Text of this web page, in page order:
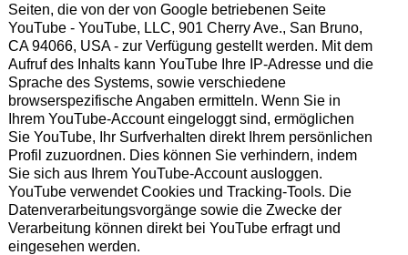
Seiten, die von der von Google betriebenen Seite
YouTube - YouTube, LLC, 901 Cherry Ave., San Bruno,
CA 94066, USA - zur Verfügung gestellt werden. Mit dem
Aufruf des Inhalts kann YouTube Ihre IP-Adresse und die
Sprache des Systems, sowie verschiedene
browserspezifische Angaben ermitteln. Wenn Sie in
Ihrem YouTube-Account eingeloggt sind, ermöglichen
Sie YouTube, Ihr Surfverhalten direkt Ihrem persönlichen
Profil zuzuordnen. Dies können Sie verhindern, indem
Sie sich aus Ihrem YouTube-Account ausloggen.
YouTube verwendet Cookies und Tracking-Tools. Die
Datenverarbeitungsvorgänge sowie die Zwecke der
Verarbeitung können direkt bei YouTube erfragt und
eingesehen werden.